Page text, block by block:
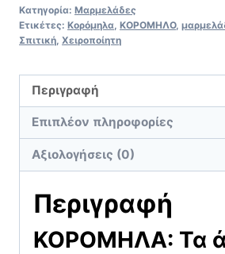
Κατηγορία: Μαρμελάδες
Ετικέτες: Κορόμηλα ΚΟΡΟΜΗΛΟ,
Σπιτική Χειροποίητη
Περιγραφή
Επιπλέον πληροφορίες
Αξιολογήσεις (0)
Περιγραφή
ΚΟΡΟΜΗΛΑ: Τα